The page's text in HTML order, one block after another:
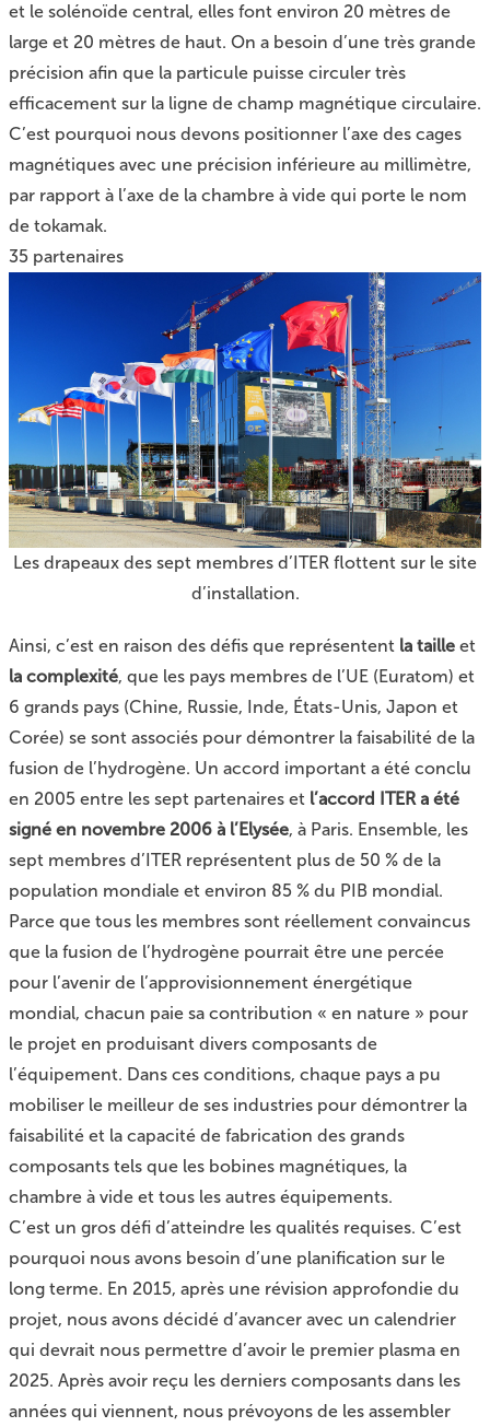
et le solénoïde central, elles font environ 20 mètres de
large et 20 mètres de haut. On a besoin d’une très grande
précision afin que la particule puisse circuler très
efficacement sur la ligne de champ magnétique circulaire.
C’est pourquoi nous devons positionner l’axe des cages
magnétiques avec une précision inférieure au millimètre,
par rapport à l’axe de la chambre à vide qui porte le nom
de tokamak.
35 partenaires
Les drapeaux des sept membres d’ITER flottent sur le site
d’installation.
Ainsi, c’est en raison des défis que représentent la taille et
la complexité, que les pays membres de l’UE (Euratom) et
6 grands pays (Chine, Russie, Inde, États-Unis, Japon et
Corée) se sont associés pour démontrer la faisabilité de la
fusion de l’hydrogène. Un accord important a été conclu
en 2005 entre les sept partenaires et l’accord ITER a été
signé en novembre 2006 à l’Elysée, à Paris. Ensemble, les
sept membres d’ITER représentent plus de 50 % de la
population mondiale et environ 85 % du PIB mondial.
Parce que tous les membres sont réellement convaincus
que la fusion de l’hydrogène pourrait être une percée
pour l’avenir de l’approvisionnement énergétique
mondial, chacun paie sa contribution « en nature » pour
le projet en produisant divers composants de
l’équipement. Dans ces conditions, chaque pays a pu
mobiliser le meilleur de ses industries pour démontrer la
faisabilité et la capacité de fabrication des grands
composants tels que les bobines magnétiques, la
chambre à vide et tous les autres équipements.
C’est un gros défi d’atteindre les qualités requises. C’est
pourquoi nous avons besoin d’une planification sur le
long terme. En 2015, après une révision approfondie du
projet, nous avons décidé d’avancer avec un calendrier
qui devrait nous permettre d’avoir le premier plasma en
2025. Après avoir reçu les derniers composants dans les
années qui viennent, nous prévoyons de les assembler